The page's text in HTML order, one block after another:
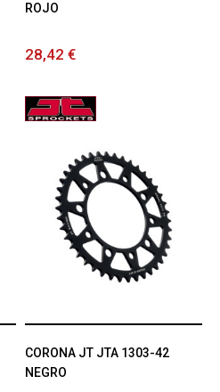
ROJO
28,42 €
CORONA JT JTA 1303-42
NEGRO